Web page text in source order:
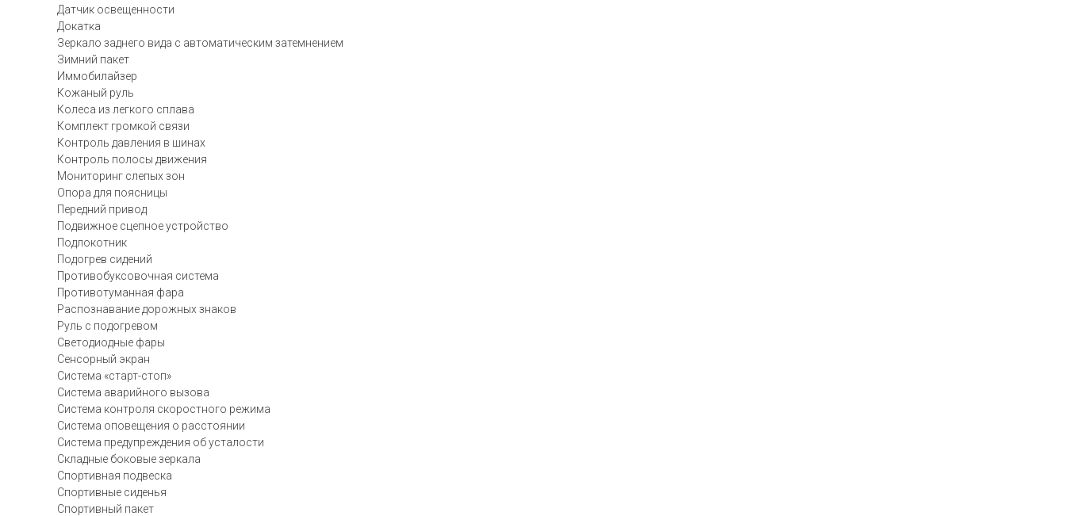
Датчик освещенности
Докатка
Зеркало заднего вида с автоматическим затемнением
Зимний пакет
Иммобилайзер
Кожаный руль
Колеса из легкого сплава
Комплект громкой связи
Контроль давления в шинах
Контроль полосы движения
Мониторинг слепых зон
Опора для поясницы
Передний привод
Подвижное сцепное устройство
Подлокотник
Подогрев сидений
Противобуксовочная система
Противотуманная фара
Распознавание дорожных знаков
Руль с подогревом
Светодиодные фары
Сенсорный экран
Система «старт-стоп»
Система аварийного вызова
Система контроля скоростного режима
Система оповещения о расстоянии
Система предупреждения об усталости
Складные боковые зеркала
Спортивная подвеска
Спортивные сиденья
Спортивный пакет